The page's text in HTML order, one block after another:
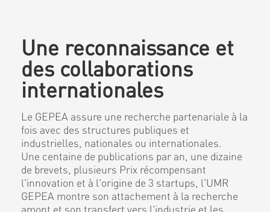
Une reconnaissance et
des collaborations
internationales
Le GEPEA assure une recherche partenariale à la
fois avec des structures publiques et
industrielles, nationales ou internationales.
Une centaine de publications par an, une dizaine
de brevets, plusieurs Prix récompensant
l'innovation et à l'origine de 3 startups, l'UMR
GEPEA montre son attachement à la recherche
amont et son transfert vers l'industrie et les